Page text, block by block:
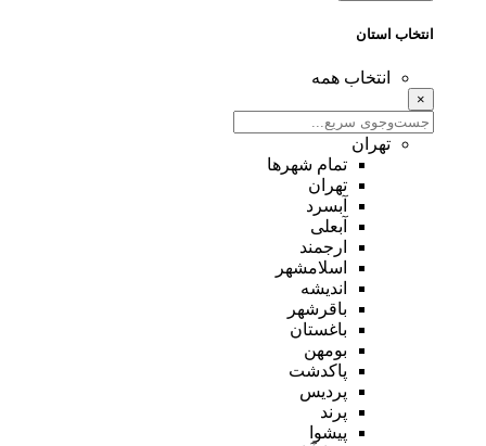
انتخاب استان
انتخاب همه
×
تهران
تمام شهر‌ها
تهران
آبسرد
آبعلی
ارجمند
اسلامشهر
اندیشه
باقرشهر
باغستان
بومهن
پاکدشت
پردیس
پرند
پیشوا